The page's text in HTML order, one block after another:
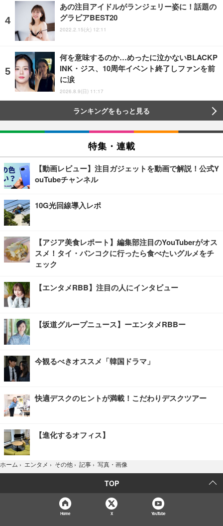
あの注目アイドルがランジェリー姿に！話題の
グラビアBEST20
2022.2.15(火) 12:11
何を意味するのか…めったに泣かないBLACKP
INK・ジス、10周年イベント終了しファンを前
に涙
2026.8.9(日) 11:17
ランキングをもっと見る
特集・連載
【動画レビュー】注目ガジェットを動画で解説！公式Y
ouTubeチャンネル
10G光回線導入レポ
【アジア美食レポート】編集部注目のYouTuberがオス
スメ！タイ・バンコクに行ったら食べたいグルメをチ
ェック
【エンタメRBB】注目の人にインタビュー
【坂道グループニュース】ーエンタメRBBー
今観るべきオススメ「韓国ドラマ」
快適デスクのヒントが満載！こだわりデスクツアー
【進化するオフィス】
ホーム › エンタメ › その他 › 記事 › 写真・画像
TOP
Home X YouTube